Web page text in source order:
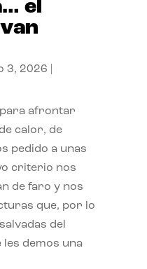
el
3, 2026
para afrontar
calor, de
pedido a unas
criterio nos
de faro y nos
que, por lo
del
demos una